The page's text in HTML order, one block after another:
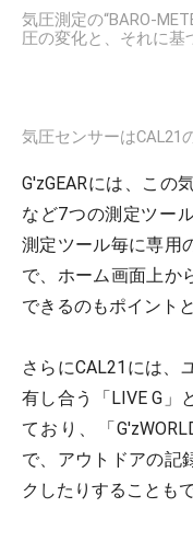
気圧測定の“BARO-
圧の変化と、それに基
気圧センサーはCAL21
G'zGEARには、この
など7つの測定ツー
測定ツール毎に専用
で、ホーム画面上か
できるのもポイント
さらにCAL21には、
有し合う「LIVE G」
ており、「
で、アウトドアの記
クしたりすることも